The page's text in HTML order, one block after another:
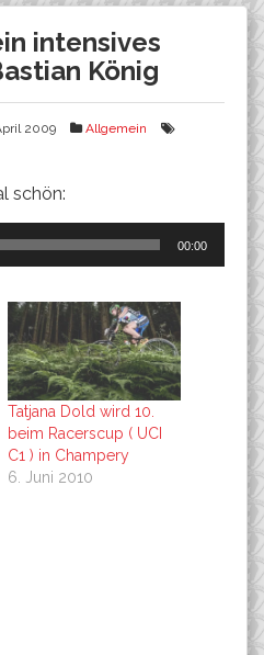
intensives
König
2009 Allgemein
schön:
00:00
Tatjana Dold wird 10.
beim Racerscup ( UCI
C1 ) in Champery
6. Juni 2010